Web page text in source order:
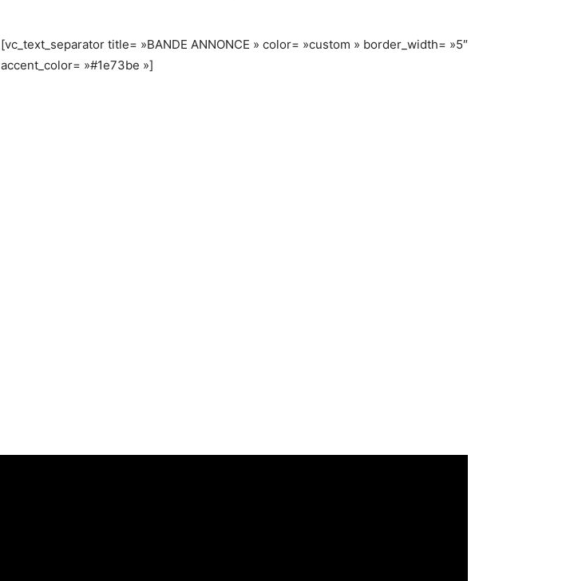
[vc_text_separator title= »BANDE ANNONCE » color= »custom » border_width= »5″
accent_color= »#1e73be »]